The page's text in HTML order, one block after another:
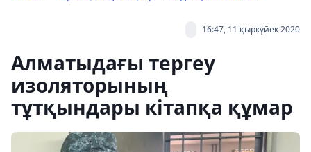
16:47, 11 қыркүйек 2020
Алматыдағы тергеу
изоляторының
тұтқындары кітапқа құмар